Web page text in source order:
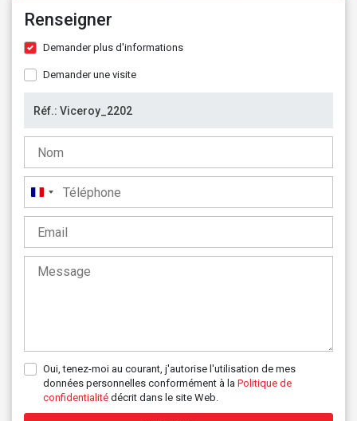
Renseigner
Demander plus d'informations
Demander une visite
France
+33
Oui, tenez-moi au courant, j'autorise l'utilisation de mes
données personnelles conformément à la Politique de
confidentialité décrit dans le site Web.